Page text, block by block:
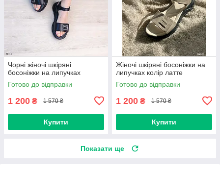
Чорні жіночі шкіряні
босоніжки на липучках
Готово до відправки
1 200 ₴ 1 570 ₴
Купити
Жіночі шкіряні босоніжки на
липучках колір латте
Готово до відправки
1 200 ₴ 1 570 ₴
Купити
Показати ще